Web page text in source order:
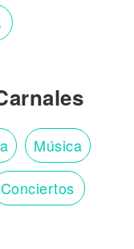
Música
Conciertos